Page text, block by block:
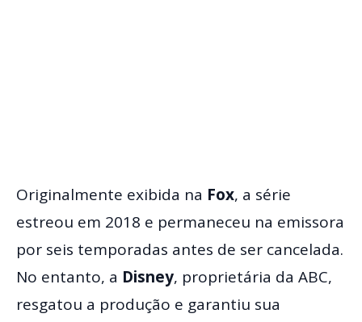
Originalmente exibida na Fox, a série
estreou em 2018 e permaneceu na emissora
por seis temporadas antes de ser cancelada.
No entanto, a Disney, proprietária da ABC,
resgatou a produção e garantiu sua